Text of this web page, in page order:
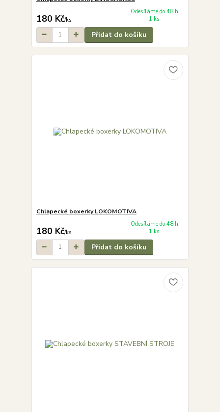
180 Kč/ks
Odesíláme do 48 h
1 ks
Přidat do košíku
Chlapecké boxerky LOKOMOTIVA
180 Kč/ks
Odesíláme do 48 h
1 ks
Přidat do košíku